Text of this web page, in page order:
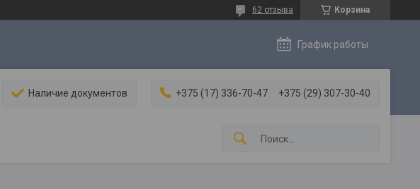
Корзина
62 отзыва
График работы
Наличие документов +375 (17) 336-70-47 +375 (29) 307-30-40